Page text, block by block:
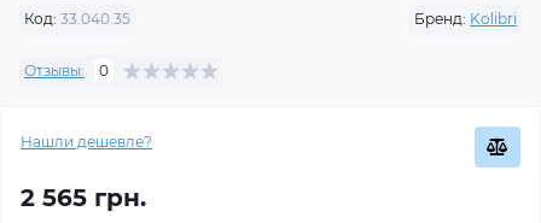
Код: 33.040.35 Бренд: Kolibri
Отзывы: 0
Нашли дешевле?
2 565 грн.